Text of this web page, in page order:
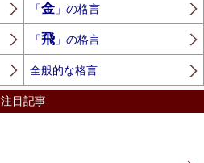
「金」の格言
「飛」の格言
全般的な格言
注目記事